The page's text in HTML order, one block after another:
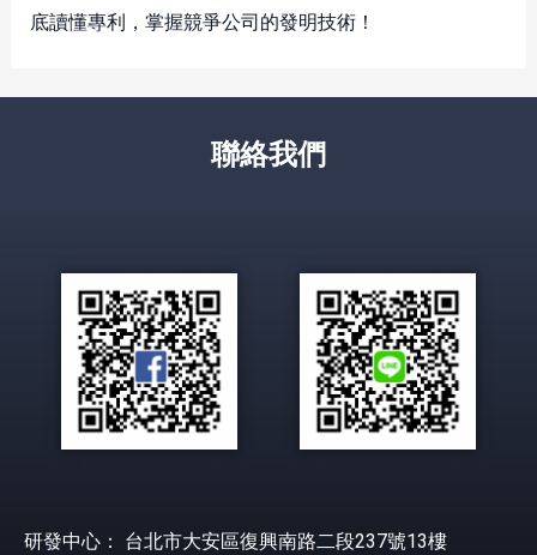
底讀懂專利，掌握競爭公司的發明技術！
聯絡我們
研發中心： 台北市大安區復興南路二段237號13樓